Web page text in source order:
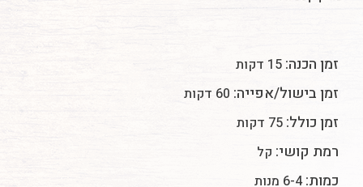
זמן הכנה: 15 דקות
זמן בישול/אפייה: 60 דקות
זמן כולל: 75 דקות
רמת קושי: קל
כמות:6-4 מנות